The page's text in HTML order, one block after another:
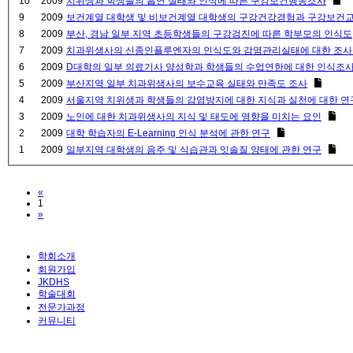
9
2009 보건계열 대학생 및 비보건계열 대학생의 구강건강경험과 구강보건
8
2009 부산, 경남 일부 지역 초등학생들의 구강검진에 따른 학부모의 인식도
7
2009 치과위생사의 신종인플루엔자의 인식도와 감염관리실태에 대한 조
6
2009 D대학의 일부 의료기사 양성학과 학생들의 수업연한에 대한 인식조
5
2009 부산지역 일부 치과위생사의 보수교육 실태와 만족도 조사
4
2009 서울지역 치위생과 학생들의 감염방지에 대한 지식과 실천에 대한 연
3
2009 노인에 대한 치과위생사의 지식 및 태도에 영향을 미치는 요인
2
2009 대학 학습자의 E-Learning 인식 분석에 관한 연구
1
2009 일부지역 대학생의 음주 및 식습관과 잇솔질 양태에 관한 연구
«
1
»Next
학회소개
회원가입
JKDHS
학술대회
전문가과정
커뮤니티